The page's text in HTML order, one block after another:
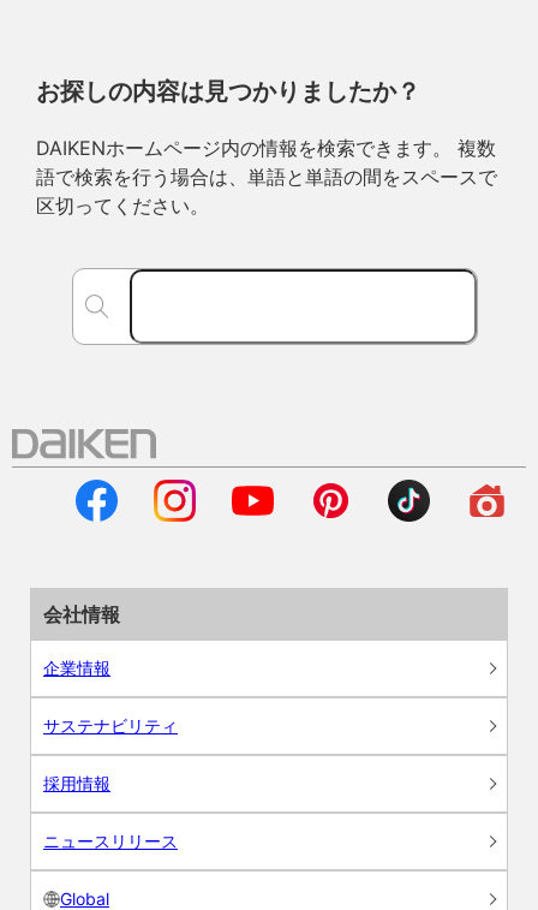
お探しの内容は見つかりましたか？
DAIKENホームページ内の情報を検索できます。 複数
語で検索を行う場合は、単語と単語の間をスペースで
区切ってください。
会社情報
企業情報
サステナビリティ
採用情報
ニュースリリース
Global